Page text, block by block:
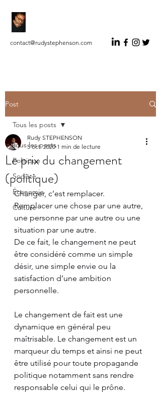
Auteur Indépendant Éditorialiste
contact@rudystephenson.com
Post
Tous les posts
Politique
Société
Économie
Culture
Tous les posts
Le prix du changement
(politique)
Rudy STEPHENSON
5 oct. 2020 1 min de lecture
Changer, c’est remplacer.
Remplacer une chose par une autre,
une personne par une autre ou une
situation par une autre.
De ce fait, le changement ne peut
être considéré comme un simple
désir, une simple envie ou la
satisfaction d’une ambition
personnelle.
Le changement de fait est une
dynamique en général peu
maîtrisable. Le changement est un
marqueur du temps et ainsi ne peut
être utilisé pour toute propagande
politique notamment sans rendre
responsable celui qui le prône.